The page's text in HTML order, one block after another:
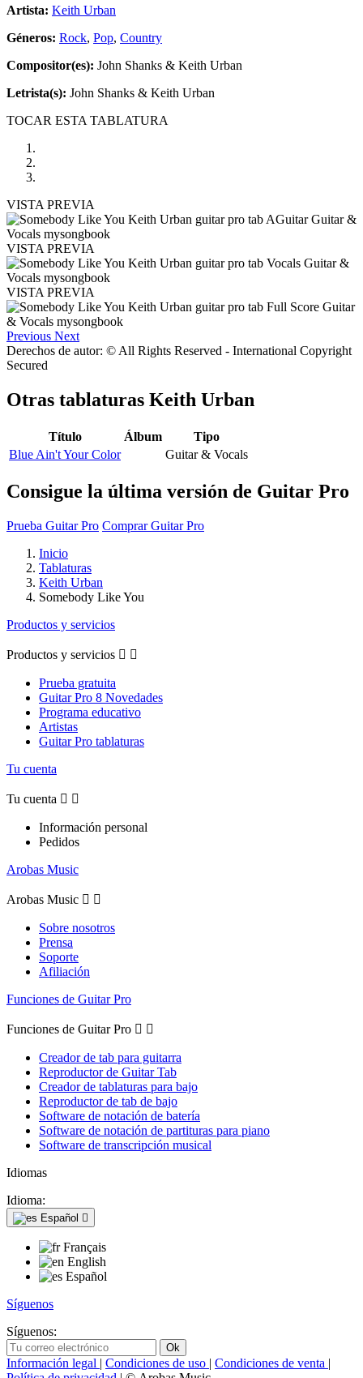
Artista: Keith Urban
Géneros: Rock, Pop, Country
Compositor(es): John Shanks & Keith Urban
Letrista(s): John Shanks & Keith Urban
TOCAR ESTA TABLATURA
VISTA PREVIA
VISTA PREVIA
VISTA PREVIA
Previous Next
Derechos de autor: © All Rights Reserved - International Copyright
Secured
Otras tablaturas Keith Urban
Título Álbum
Tipo
Blue Ain't Your Color
Guitar & Vocals
Consigue la última versión de Guitar Pro
Prueba Guitar Pro Comprar Guitar Pro
Inicio
Tablaturas
Keith Urban
Somebody Like You
Productos y servicios
Productos y servicios  
Prueba gratuita
Guitar Pro 8 Novedades
Programa educativo
Artistas
Guitar Pro tablaturas
Tu cuenta
Tu cuenta  
Información personal
Pedidos
Arobas Music
Arobas Music  
Sobre nosotros
Prensa
Soporte
Afiliación
Funciones de Guitar Pro
Funciones de Guitar Pro  
Creador de tab para guitarra
Reproductor de Guitar Tab
Creador de tablaturas para bajo
Reproductor de tab de bajo
Software de notación de batería
Software de notación de partituras para piano
Software de transcripción musical
Idiomas
Idioma:
Español 
Français
English
Español
Síguenos
Síguenos:
Información legal | Condiciones de uso | Condiciones de venta |